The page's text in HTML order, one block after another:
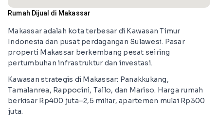
Rumah Dijual di Makassar
Makassar adalah kota terbesar di Kawasan Timur
Indonesia dan pusat perdagangan Sulawesi. Pasar
properti Makassar berkembang pesat seiring
pertumbuhan infrastruktur dan investasi.
Kawasan strategis di Makassar: Panakkukang,
Tamalanrea, Rappocini, Tallo, dan Mariso. Harga rumah
berkisar Rp400 juta–2,5 miliar, apartemen mulai Rp300
juta.